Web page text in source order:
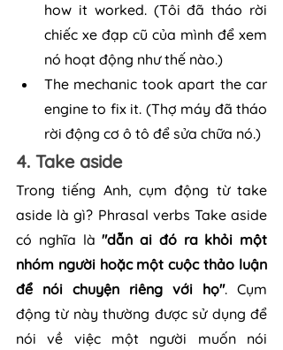
how it worked. (Tôi đã tháo rời
chiếc xe đạp cũ của mình để xem
nó hoạt động như thế nào.)
The mechanic took apart the car
engine to fix it. (Thợ máy đã tháo
rời động cơ ô tô để sửa chữa nó.)
4. Take aside
Trong tiếng Anh, cụm động từ take
aside là gì? Phrasal verbs Take aside
có nghĩa là "dẫn ai đó ra khỏi một
nhóm người hoặc một cuộc thảo luận
để nói chuyện riêng với họ". Cụm
động từ này thường được sử dụng để
nói về việc một người muốn nói